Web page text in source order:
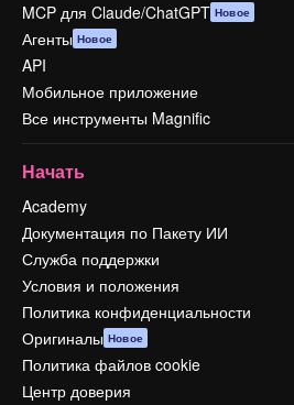
MCP для Claude/ChatGPT Новое
Агенты Новое
API
Мобильное приложение
Все инструменты Magnific
Начать
Academy
Документация по Пакету ИИ
Служба поддержки
Условия и положения
Политика конфиденциальности
Оригиналы Новое
Политика файлов cookie
Центр доверия